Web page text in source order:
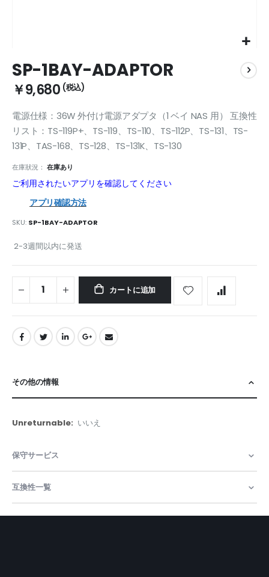
to
the
beginning
the
images
gallery
SP-1BAY-ADAPTOR
￥9,680
電源仕様：36W 外付け電源アダプタ（1 ベイ NAS 用） 互換性
リスト：TS-119P+、TS-119、TS-110、TS-112P、TS-131、TS-
131P、TAS-168、TS-128、TS-131K、TS-130
在庫狀況： 在庫あり
ご利用されたいアプリを確認してください
アプリ確認方法
SKU SP-1BAY-ADAPTOR
2-3週間以内に発送
カートに追加
その他の情報
そ
の
情
報
いいえ
保守サービス
互換性一覧